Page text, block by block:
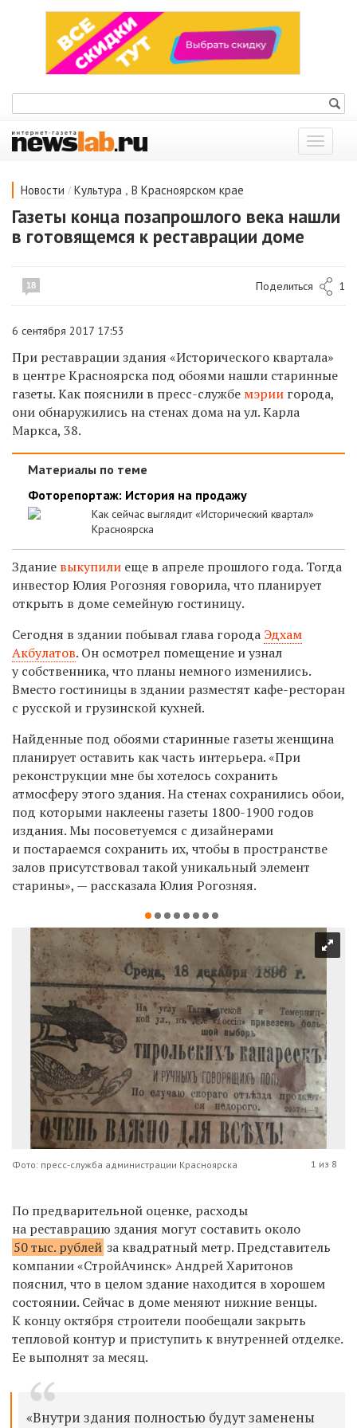
Показать
меню
Новости / Культура , В Красноярском крае
Газеты конца позапрошлого века нашли
в готовящемся к реставрации доме
18 Поделиться 1
6 сентября 2017 17:53
При реставрации здания «Исторического квартала»
в центре Красноярска под обоями нашли старинные
газеты. Как пояснили в пресс-службе мэрии города,
они обнаружились на стенах дома на ул. Карла
Маркса, 38.
Материалы по теме
Фоторепортаж: История на продажу
Как сейчас выглядит «Исторический квартал»
Красноярска
Здание выкупили еще в апреле прошлого года. Тогда
инвестор Юлия Рогозняя говорила, что планирует
открыть в доме семейную гостиницу.
Сегодня в здании побывал глава города Эдхам
Акбулатов. Он осмотрел помещение и узнал
у собственника, что планы немного изменились.
Вместо гостиницы в здании разместят кафе-ресторан
с русской и грузинской кухней.
Найденные под обоями старинные газеты женщина
планирует оставить как часть интерьера. «При
реконструкции мне бы хотелось сохранить
атмосферу этого здания. На стенах сохранились обои,
под которыми наклеены газеты 1800-1900 годов
издания. Мы посоветуемся с дизайнерами
и постараемся сохранить их, чтобы в пространстве
залов присутствовал такой уникальный элемент
старины», — рассказала Юлия Рогозняя.
Фото: пресс-служба администрации Красноярска 1 из 8
По предварительной оценке, расходы
на реставрацию здания могут составить около
50 тыс. рублей за квадратный метр. Представитель
компании «СтройАчинск» Андрей Харитонов
пояснил, что в целом здание находится в хорошем
состоянии. Сейчас в доме меняют нижние венцы.
К концу октября строители пообещали закрыть
тепловой контур и приступить к внутренней отделке.
Ее выполнят за месяц.
«Внутри здания полностью будут заменены